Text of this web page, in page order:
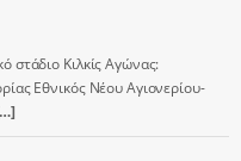
στάδιο Κιλκίς Αγώνας:
Εθνικός Νέου Αγιονερίου-